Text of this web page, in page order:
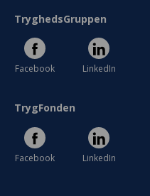
TryghedsGruppen
Facebook LinkedIn
TrygFonden
Facebook LinkedIn